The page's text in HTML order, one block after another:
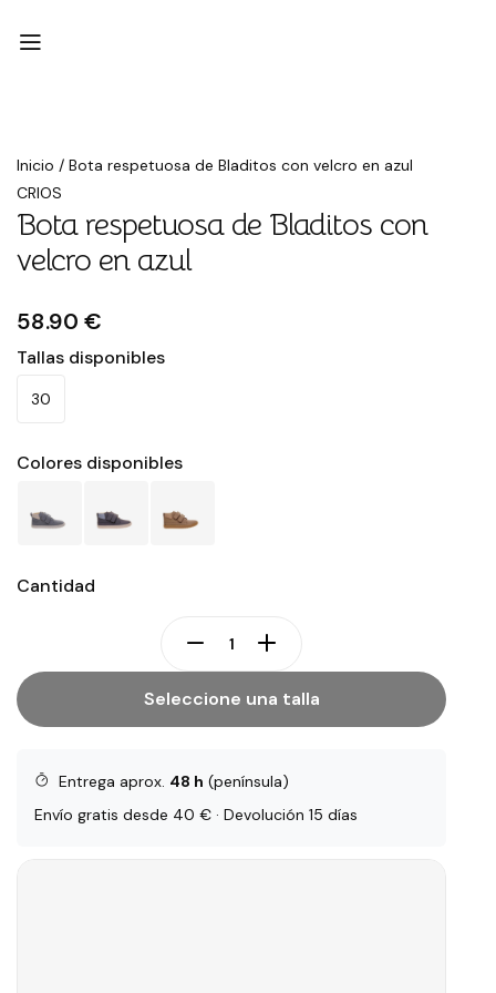
Inicio / Bota respetuosa de Bladitos con velcro en azul
CRIOS
Bota respetuosa de Bladitos con
velcro en azul
58.90 €
Tallas disponibles
30
Colores disponibles
Cantidad
Seleccione una talla
Entrega aprox. 48 h (península)
Envío gratis desde 40 € · Devolución 15 días